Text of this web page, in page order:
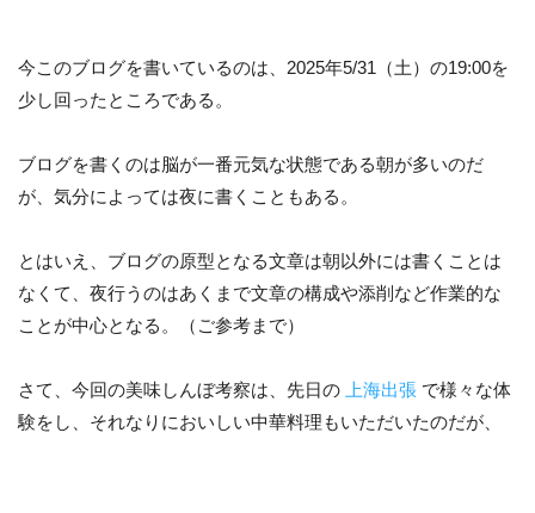
今このブログを書いているのは、2025年5/31（土）の19:00を
少し回ったところである。
ブログを書くのは脳が一番元気な状態である朝が多いのだ
が、気分によっては夜に書くこともある。
とはいえ、ブログの原型となる文章は朝以外には書くことは
なくて、夜行うのはあくまで文章の構成や添削など作業的な
ことが中心となる。（ご参考まで）
さて、今回の美味しんぼ考察は、先日の 上海出張 で様々な体
験をし、それなりにおいしい中華料理もいただいたのだが、